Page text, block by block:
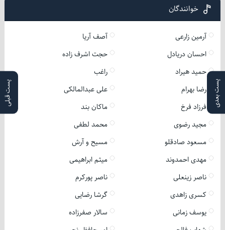
پست بعدی پست قبلی
خوانندگان
آرمین زارعی
آصف آریا
احسان دریادل
حجت اشرف زاده
حمید هیراد
راغب
رضا بهرام
علی عبدالمالکی
فرزاد فرخ
ماکان بند
مجید رضوی
محمد لطفی
مسعود صادقلو
مسیح و آرش
مهدی احمدوند
میثم ابراهیمی
ناصر زینعلی
ناصر پورکرم
کسری زاهدی
گرشا رضایی
یوسف زمانی
سالار صفرزاده